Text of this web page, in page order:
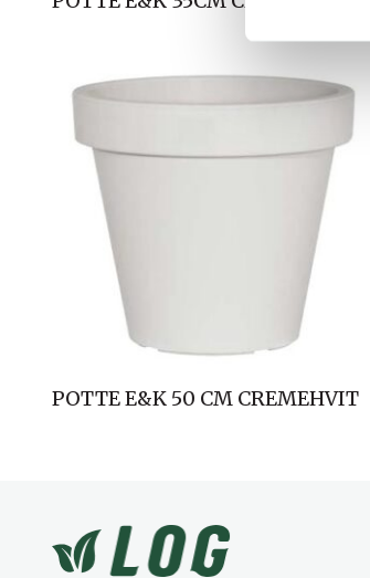
e
v
POTTE E&K 50 CM CREMEHVIT